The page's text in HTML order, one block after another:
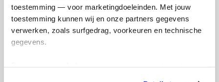
toestemming — voor marketingdoeleinden. Met jouw
toestemming kunnen wij en onze partners gegevens
verwerken, zoals surfgedrag, voorkeuren en technische
gegevens.